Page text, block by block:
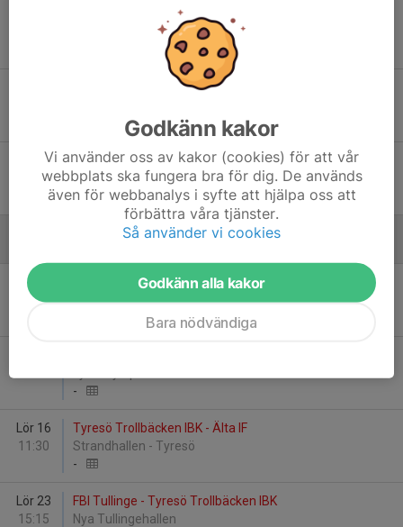
Tumba GOIF - Tyresö Trollbäcken IBK
Storvretens Sporthall
Nacka IBK - Tyresö Trollbäcken IBK
Lör 19
10:45
Tyresö Trollbäcken IBK - Huddinge IBS (B)
Strandhallen - Tyresö
-
Sön 10
11:00
Tyresö Trollbäcken IBK - Skogås/Trångsunds IBK
Tyresöhallen
-
Lör 16
11:30
Tyresö Trollbäcken IBK - Älta IF
Strandhallen - Tyresö
-
Lör 23
15:15
FBI Tullinge - Tyresö Trollbäcken IBK
Nya Tullingehallen
Godkänn kakor
Vi använder oss av kakor (cookies) för att vår
webbplats ska fungera bra för dig. De används
även för webbanalys i syfte att hjälpa oss att
förbättra våra tjänster.
Så använder vi cookies
Godkänn alla kakor
Bara nödvändiga